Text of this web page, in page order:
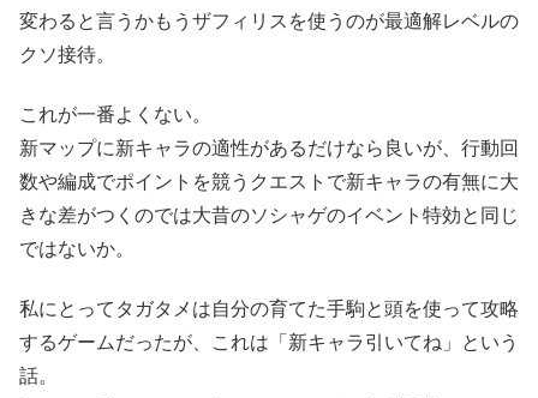
変わると言うかもうザフィリスを使うのが最適解レベルの
クソ接待。
これが一番よくない。
新マップに新キャラの適性があるだけなら良いが、行動回
数や編成でポイントを競うクエストで新キャラの有無に大
きな差がつくのでは大昔のソシャゲのイベント特効と同じ
ではないか。
私にとってタガタメは自分の育てた手駒と頭を使って攻略
するゲームだったが、これは「新キャラ引いてね」という
話。